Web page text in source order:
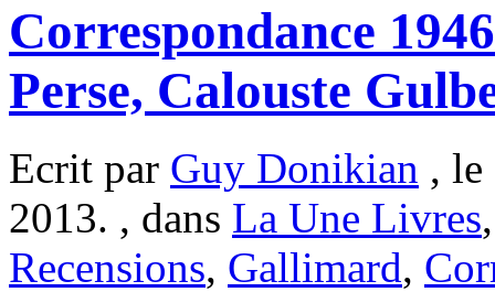
Correspondance
Perse, Calouste
Ecrit par Guy Donikian ,
2013. , dans La Une Livres
Recensions, Gallimard,